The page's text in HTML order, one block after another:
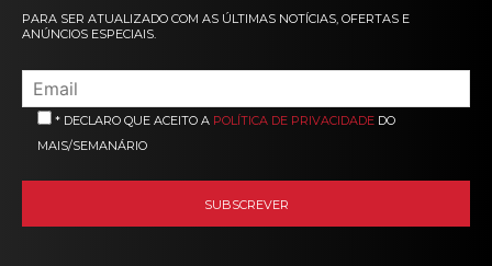
PARA SER ATUALIZADO COM AS ÚLTIMAS NOTÍCIAS, OFERTAS E
ANÚNCIOS ESPECIAIS.
* DECLARO QUE ACEITO A POLÍTICA DE PRIVACIDADE DO
MAIS/SEMANÁRIO